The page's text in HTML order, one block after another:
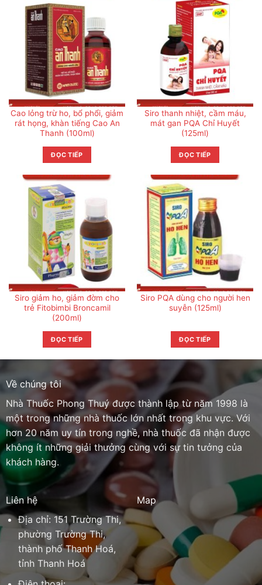
Cao lỏng trừ ho, bổ phổi, giảm
rát họng, khàn tiếng Cao An
Thanh (100ml)
ĐỌC TIẾP
Siro thanh nhiệt, cầm máu,
mát gan PQA Chỉ Huyết
(125ml)
ĐỌC TIẾP
Siro giảm ho, giảm đờm cho
trẻ Fitobimbi Broncamil
(200ml)
ĐỌC TIẾP
Siro PQA dùng cho người hen
suyễn (125ml)
ĐỌC TIẾP
Về chúng tôi
Nhà Thuốc Phong Thuý được thành lập từ năm 1998 là
một trong những nhà thuốc lớn nhất trong khu vực. Với
hơn 20 năm uy tín trong nghề, nhà thuốc đã nhận được
không ít những giải thưởng cùng với sự tin tưởng của
khách hàng.
Liên hệ
Địa chỉ: 151 Trường Thi,
phường Trường Thi,
thành phố Thanh Hoá,
tỉnh Thanh Hoá
Map